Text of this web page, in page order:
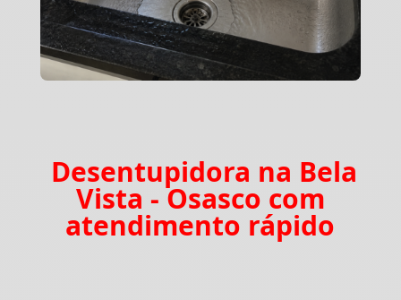
Desentupidora na Bela
Vista - Osasco com
atendimento rápido